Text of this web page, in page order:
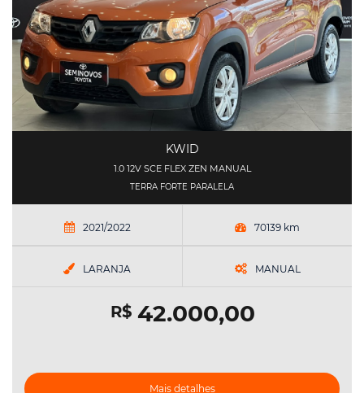
KWID
1.0 12V SCE FLEX ZEN MANUAL
TERRA FORTE PARALELA
2021/2022 70139 km
LARANJA MANUAL
R$42.000,00
Mais detalhes